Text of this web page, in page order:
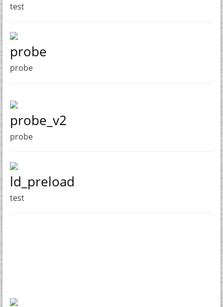
test
probe
probe
probe_v2
probe
ld_preload
test